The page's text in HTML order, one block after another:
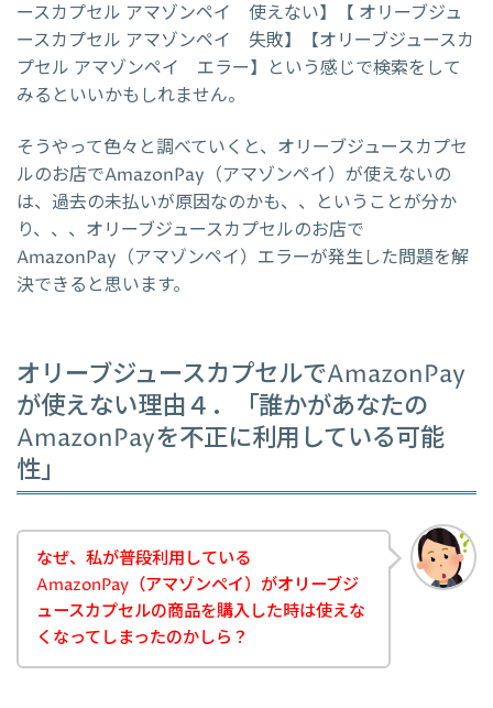
ースカプセル アマゾンペイ 使えない】【 オリーブジュ
ースカプセル アマゾンペイ 失敗】【オリーブジュースカ
プセル アマゾンペイ エラー】という感じで検索をして
みるといいかもしれません。
そうやって色々と調べていくと、オリーブジュースカプセ
ルのお店でAmazonPay（アマゾンペイ）が使えないの
は、過去の未払いが原因なのかも、、ということが分か
り、、、オリーブジュースカプセルのお店で
AmazonPay（アマゾンペイ）エラーが発生した問題を解
決できると思います。
オリーブジュースカプセルでAmazonPay
が使えない理由４．「誰かがあなたの
AmazonPayを不正に利用している可能
性」
なぜ、私が普段利用している
AmazonPay（アマゾンペイ）がオリーブジ
ュースカプセルの商品を購入した時は使えな
くなってしまったのかしら？